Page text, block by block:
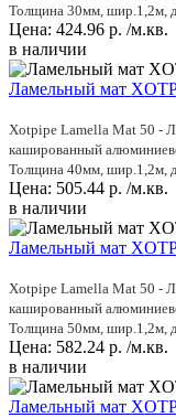
Толщина 30мм, шир.1,2м,
Цена: 424.96 р. /м.кв.
в наличии
Ламельный мат
Xotpipe Lamella Mat 50 -
кашированный
Толщина 40мм, шир.1,2м,
Цена: 505.44 р. /м.кв.
в наличии
Ламельный мат
Xotpipe Lamella Mat 50 -
кашированный
Толщина 50мм, шир.1,2м,
Цена: 582.24 р. /м.кв.
в наличии
Ламельный мат